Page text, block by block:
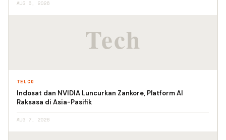
AUG 6, 2026
TELCO
Indosat dan NVIDIA Luncurkan Zankore, Platform AI
Raksasa di Asia-Pasifik
AUG 7, 2026